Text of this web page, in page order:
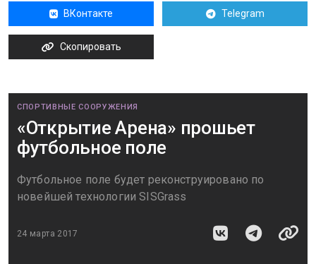
ВКонтакте Telegram
Скопировать
СПОРТИВНЫЕ СООРУЖЕНИЯ
«Открытие Арена» прошьет
футбольное поле
Футбольное поле будет реконструировано по
новейшей технологии SISGrass
24 марта 2017